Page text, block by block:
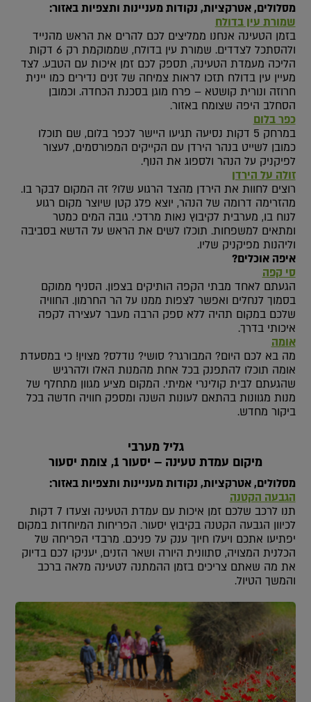
מסלולים, אטרקציות, נקודות מעניינות ותצפיות באזור:
שמורת עין בדולח
בזמן הטעינה אנחנו ממליצים לכם להרים את הראש מהנייד
ולהסתכל לצדדים. שמורת עין בדולח, שממוקמת רק 6 דקות
הליכה מעמדת הטעינה, תספק לכם זמן איכות עם הטבע. לצד
מעיין עין בדולח תזכו לראות צמיחה של זנים נדירים כמו יינית
חרוזה ונורית קושטא – פרח מוגן בסכנת הכחדה. וכמובן
הסחלב היפה שצומח באזור.
כפר בלום
במרחק 5 דקות נסיעה תגיעו היישר לכפר בלום, שם תוכלו
כמובן לשייט בנהר הירדן עם הקייקים המפורסמים, לעצור
לפיקניק על הנהר ולספוג את הנוף.
זולה על הירדן
רוצים לחוות את הירדן מהצד הרגוע שלו? זה המקום לבקר בו.
מהזרימה דרומה של הנהר, יוצא פלג קטן שיוצר מקום רגוע
לנוח בו, מערבית לקיבוץ נאות מרדכי. גובה המים כמטר
ומתאים למשפחות. תוכלו לשים את הראש על הדשא בסביבה
וליהנות מפיקניק שליו.
איפה אוכלים?
סי קפה
הגעתם לאחד מבתי הקפה הותיקים בצפון. הסניף ממוקם
בסמוך לנחלים ואפשר לצפות ממנו על הר החרמון. החוויה
שלכם במקום תהיה ללא ספק הרבה מעבר לעצירה לקפה
איכותי בדרך.
אומה
מה בא לכם היום? המבורגר? סושי? נודלס? מצוין! כי במסעדת
אומה תוכלו להתפנק בכל אחת מהמנות האלו ולהרגיש
שהגעתם לבית קולינרי אמיתי. המקום מציע מגוון מתחלף של
מנות מגוונות בהתאם לעונות השנה ומספק חוויה חדשה בכל
ביקור מחדש.
גליל מערבי
מיקום עמדת טעינה – יסעור 1, צומת יסעור
מסלולים, אטרקציות, נקודות מעניינות ותצפיות באזור:
הגבעה הקטנה
תנו לרכב שלכם זמן איכות עם עמדת הטעינה וצעדו 7 דקות
לכיוון הגבעה הקטנה בקיבוץ יסעור. הפריחות המיוחדות במקום
יפתיעו אתכם ויעלו חיוך ענק על פניכם. מרבדי הפריחה של
הכלנית המצויה, סתוונית היורה ושאר הזנים, יעניקו לכם בדיוק
את מה שאתם צריכים בזמן ההמתנה לטעינה מלאה ברכב
והמשך הטיול.